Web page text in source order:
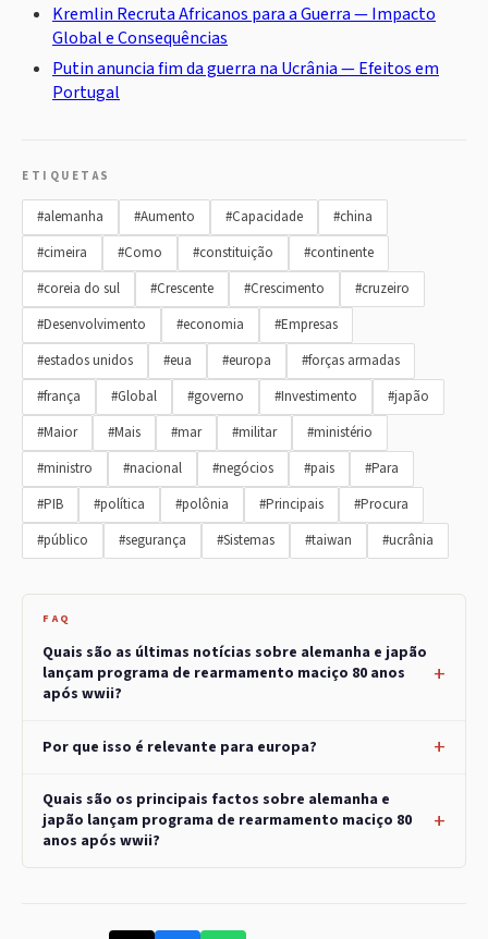
Kremlin Recruta Africanos para a Guerra — Impacto
Global e Consequências
Putin anuncia fim da guerra na Ucrânia — Efeitos em
Portugal
ETIQUETAS
#alemanha #Aumento #Capacidade
#china
#cimeira
#Como #constituição
#continente
#coreia do sul
#Crescente #Crescimento
#cruzeiro
#Desenvolvimento
#economia
#Empresas
#estados unidos
#eua #europa
#forças armadas
#frança
#Global #governo #Investimento
#japão
#Maior
#Mais #mar #militar
#ministério
#ministro
#nacional #negócios #pais
#Para
#PIB
#política #polônia #Principais
#Procura
#público
#segurança #Sistemas #taiwan #ucrânia
FAQ
Quais são as últimas notícias sobre alemanha e japão
lançam programa de rearmamento maciço 80 anos
após wwii?
Por que isso é relevante para europa?
Quais são os principais factos sobre alemanha e
japão lançam programa de rearmamento maciço 80
anos após wwii?